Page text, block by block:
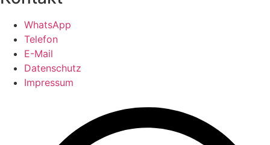
WhatsApp
Telefon
E-Mail
Datenschutz
Impressum